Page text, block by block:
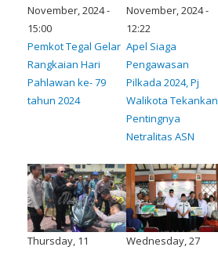
November, 2024 -
15:00
Pemkot Tegal Gelar
Rangkaian Hari
Pahlawan ke- 79
tahun 2024
November, 2024 -
12:22
Apel Siaga
Pengawasan
Pilkada 2024, Pj
Walikota Tekankan
Pentingnya
Netralitas ASN
Thursday, 11
Wednesday, 27